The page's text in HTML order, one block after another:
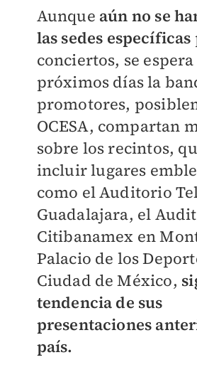
Aunque aún no se
las sedes específicas
conciertos, se
próximos días la
promotores,
OCESA, compartan
sobre los recintos,
incluir lugares
como el Auditorio
Guadalajara, el
Citibanamex en
Palacio de los
Ciudad de México,
tendencia de sus
presentaciones
país.